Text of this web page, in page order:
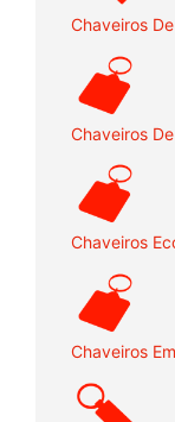
Chaveiros
Chaveiros
Chaveiros
Chaveiros